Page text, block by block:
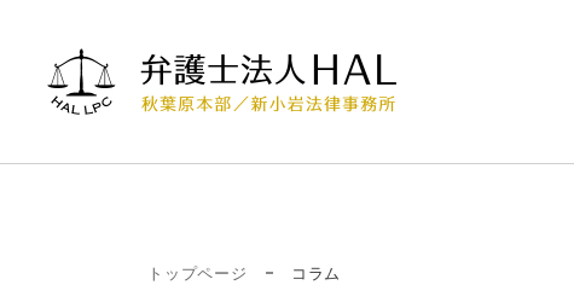
トップページ コラム